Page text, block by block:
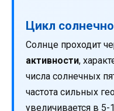
Цикл
Солнце проходит
активности,
числа солнечных
частота сильных
увеличивается в